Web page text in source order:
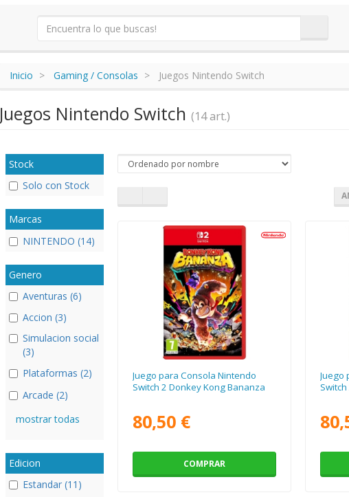
Inicio Gaming / Consolas Juegos Nintendo Switch
Juegos Nintendo Switch (14 art.)
Stock
Solo con Stock
Marcas
NINTENDO (14)
Genero
Aventuras (6)
Accion (3)
Simulacion social
(3)
Plataformas (2)
Arcade (2)
mostrar todas
Edicion
Estandar (11)
Juego para Consola Nintendo
Switch 2 Donkey Kong Bananza
80,50 €
COMPRAR
Juego